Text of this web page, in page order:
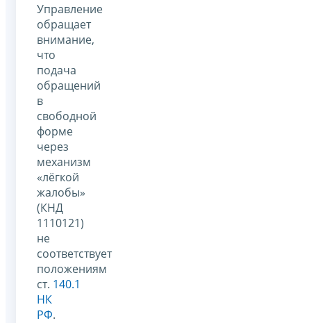
Управление
обращает
внимание,
что
подача
обращений
в
свободной
форме
через
механизм
«лёгкой
жалобы»
(КНД
1110121)
не
соответствует
положениям
ст. 140.1
НК
РФ.